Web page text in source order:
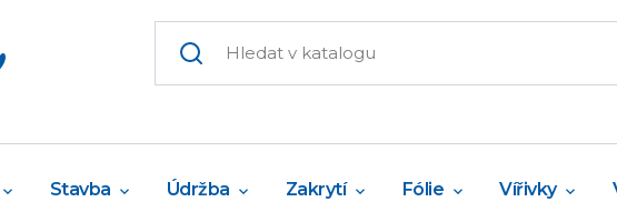
Stavba Údržba Zakrytí Fólie Vířivky